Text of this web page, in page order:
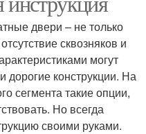
двери – не только
сквозняков и
могут
дорогие конструкции. На
сегмента такие опции,
Но всегда
своими руками.